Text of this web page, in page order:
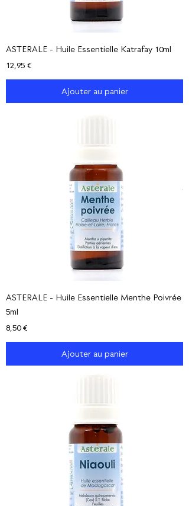
ASTERALE - Huile Essentielle Katrafay 10ml
Prix
12,95 €
Ajouter au panier
ASTERALE - Huile Essentielle Menthe Poivrée
5ml
Prix
8,50 €
Ajouter au panier